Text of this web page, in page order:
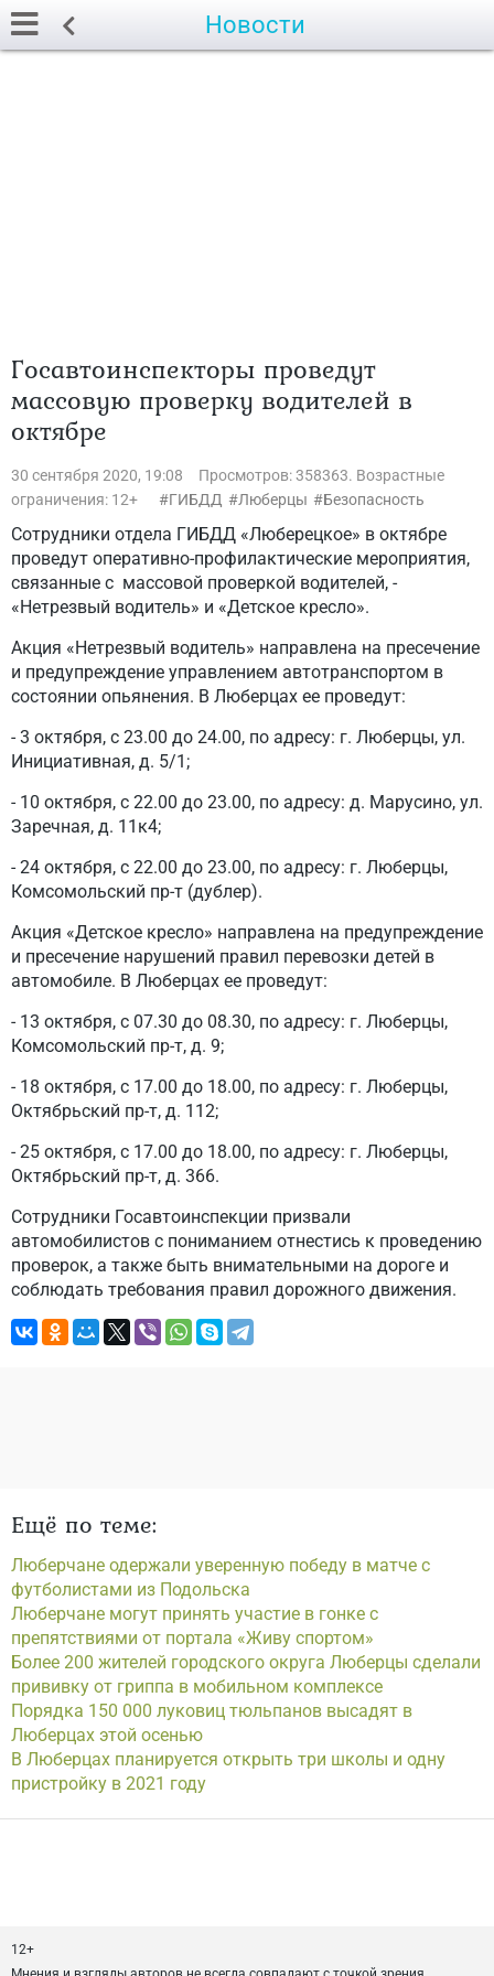
Новости
Госавтоинспекторы проведут
массовую проверку водителей в
октябре
30 сентября 2020, 19:08
Просмотров: 358363. Возрастные
ограничения: 12+
ГИБДД Люберцы Безопасность
Сотрудники отдела ГИБДД «Люберецкое» в октябре
проведут оперативно-профилактические мероприятия,
связанные с массовой проверкой водителей, -
«Нетрезвый водитель» и «Детское кресло».
Акция «Нетрезвый водитель» направлена на пресечение
и предупреждение управлением автотранспортом в
состоянии опьянения. В Люберцах ее проведут:
- 3 октября, с 23.00 до 24.00, по адресу: г. Люберцы, ул.
Инициативная, д. 5/1;
- 10 октября, с 22.00 до 23.00, по адресу: д. Марусино, ул.
Заречная, д. 11к4;
- 24 октября, с 22.00 до 23.00, по адресу: г. Люберцы,
Комсомольский пр-т (дублер).
Акция «Детское кресло» направлена на предупреждение
и пресечение нарушений правил перевозки детей в
автомобиле. В Люберцах ее проведут:
- 13 октября, с 07.30 до 08.30, по адресу: г. Люберцы,
Комсомольский пр-т, д. 9;
- 18 октября, с 17.00 до 18.00, по адресу: г. Люберцы,
Октябрьский пр-т, д. 112;
- 25 октября, с 17.00 до 18.00, по адресу: г. Люберцы,
Октябрьский пр-т, д. 366.
Сотрудники Госавтоинспекции призвали
автомобилистов с пониманием отнестись к проведению
проверок, а также быть внимательными на дороге и
соблюдать требования правил дорожного движения.
Ещё по теме:
Люберчане одержали уверенную победу в матче с
футболистами из Подольска
Люберчане могут принять участие в гонке с
препятствиями от портала «Живу спортом»
Более 200 жителей городского округа Люберцы сделали
прививку от гриппа в мобильном комплексе
Порядка 150 000 луковиц тюльпанов высадят в
Люберцах этой осенью
В Люберцах планируется открыть три школы и одну
пристройку в 2021 году
12+